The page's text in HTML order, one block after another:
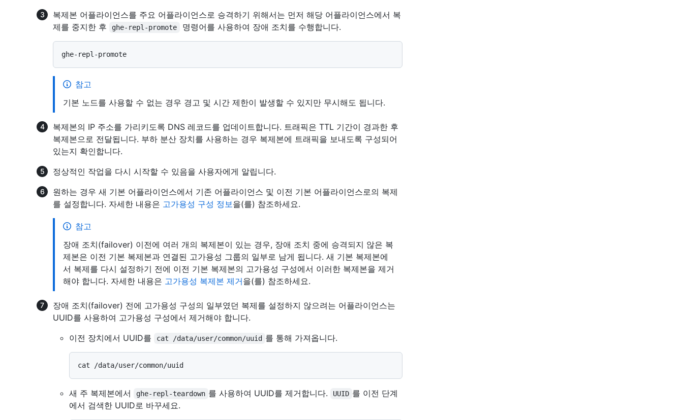
복제본 어플라이언스를 주요 어플라이언스로 승격하기 위해서는 먼저 해당 어플라이언스에서 복
제를 중지한 후
ghe-repl-promote 명령어를 사용하여 장애 조치를 수행합니다.
참고
기본 노드를 사용할 수 없는 경우 경고 및 시간 제한이 발생할 수 있지만 무시해도 됩니다.
복제본의 IP 주소를 가리키도록 DNS 레코드를 업데이트합니다. 트래픽은 TTL 기간이 경과한 후
복제본으로 전달됩니다. 부하 분산 장치를 사용하는 경우 복제본에 트래픽을 보내도록 구성되어
있는지 확인합니다.
정상적인 작업을 다시 시작할 수 있음을 사용자에게 알립니다.
원하는 경우 새 기본 어플라이언스에서 기존 어플라이언스 및 이전 기본 어플라이언스로의 복제
를 설정합니다. 자세한 내용은 고가용성 구성 정보을(를) 참조하세요.
참고
장애 조치(failover) 이전에 여러 개의 복제본이 있는 경우, 장애 조치 중에 승격되지 않은 복
제본은 이전 기본 복제본과 연결된 고가용성 그룹의 일부로 남게 됩니다. 새 기본 복제본에
서 복제를 다시 설정하기 전에 이전 기본 복제본의 고가용성 구성에서 이러한 복제본을 제거
해야 합니다. 자세한 내용은 고가용성 복제본 제거을(를) 참조하세요.
장애 조치(failover) 전에 고가용성 구성의 일부였던 복제를 설정하지 않으려는 어플라이언스는
UUID를 사용하여 고가용성 구성에서 제거해야 합니다.
이전 장치에서 UUID를
cat /data/user/common/uuid 를 통해 가져옵니다.
새 주 복제본에서 ghe-repl-teardown 를 사용하여 UUID를 제거합니다. UUID 를 이전 단계
에서 검색한 UUID로 바꾸세요.